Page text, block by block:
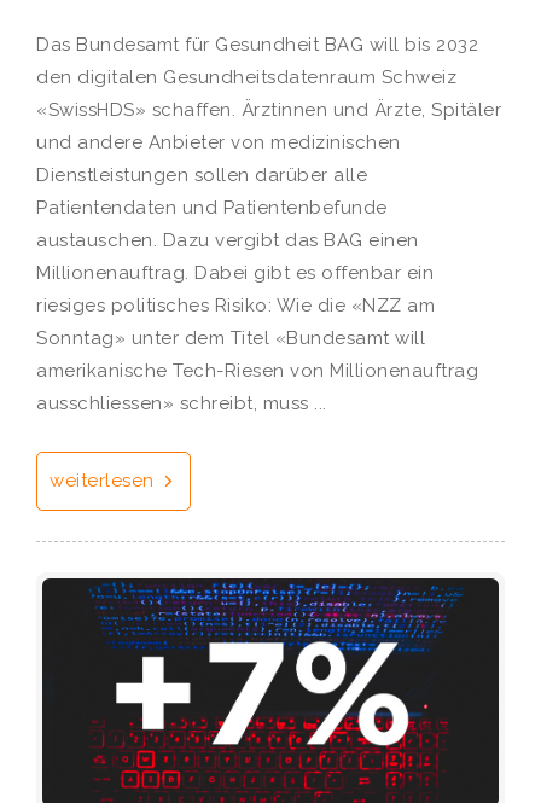
Das Bundesamt für Gesundheit BAG will bis 2032
den digitalen Gesundheitsdatenraum Schweiz
«SwissHDS» schaffen. Ärztinnen und Ärzte, Spitäler
und andere Anbieter von medizinischen
Dienstleistungen sollen darüber alle
Patientendaten und Patientenbefunde
austauschen. Dazu vergibt das BAG einen
Millionenauftrag. Dabei gibt es offenbar ein
riesiges politisches Risiko: Wie die «NZZ am
Sonntag» unter dem Titel «Bundesamt will
amerikanische Tech-Riesen von Millionenauftrag
ausschliessen» schreibt, muss ...
weiterlesen